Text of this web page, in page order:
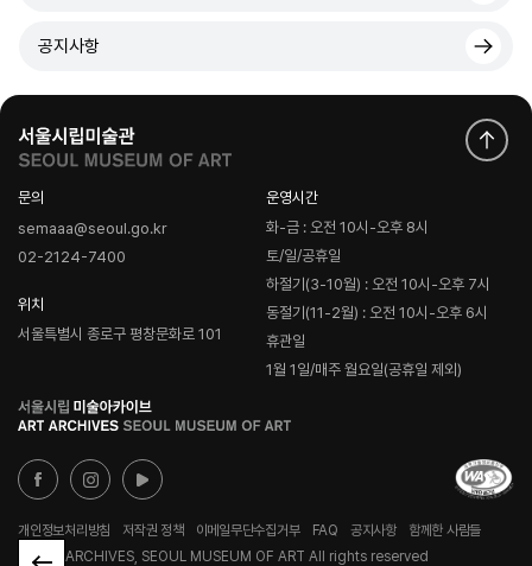
공지사항
문의
semaaa@seoul.go.kr
02-2124-7400
위치
서울특별시 종로구 평창문화로 101
운영시간
화-금 : 오전 10시-오후 8시
토/일/공휴일
하절기(3-10월) : 오전 10시-오후 7시
동절기(11-2월) : 오전 10시-오후 6시
휴관일
1월 1일/매주 월요일(공휴일 제외)
로
고
개인정보처리방침 저작권 정책 이메일무단수집거부 FAQ 공지사항
함께한 사람들
© ART ARCHIVES, SEOUL MUSEUM OF ART All rights reserved